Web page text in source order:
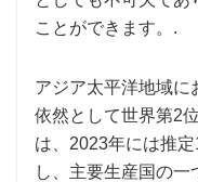
ことができます。.
アジア太平洋地域に
依然として世界第2
は、2023年には推
し、主要生産国の一